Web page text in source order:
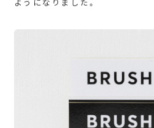
ようになりました。